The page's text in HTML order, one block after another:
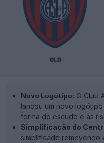
Novo Logótipo: O Club
lançou um novo
forma do escudo e as
Simplificação do
simplificado removendo